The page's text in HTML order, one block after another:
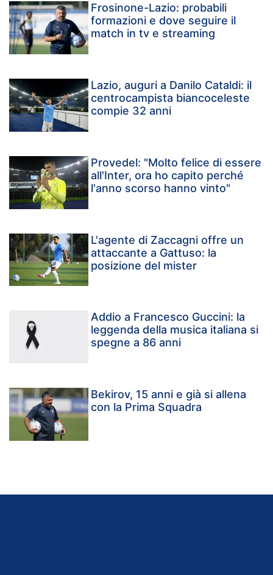
Frosinone-Lazio: probabili
formazioni e dove seguire il
match in tv e streaming
Lazio, auguri a Danilo Cataldi: il
centrocampista biancoceleste
compie 32 anni
Provedel: "Molto felice di essere
all'Inter, ora ho capito perché
l'anno scorso hanno vinto"
L'agente di Zaccagni offre un
attaccante a Gattuso: la
posizione del mister
Addio a Francesco Guccini: la
leggenda della musica italiana si
spegne a 86 anni
Bekirov, 15 anni e già si allena
con la Prima Squadra